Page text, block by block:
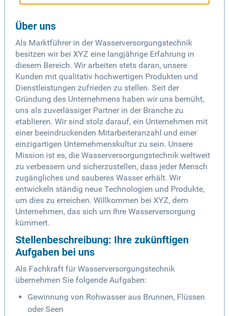
Über uns
Als Marktführer in der Wasserversorgungstechnik
besitzen wir bei XYZ eine langjährige Erfahrung in
diesem Bereich. Wir arbeiten stets daran, unsere
Kunden mit qualitativ hochwertigen Produkten und
Dienstleistungen zufrieden zu stellen. Seit der
Gründung des Unternehmens haben wir uns bemüht,
uns als zuverlässiger Partner in der Branche zu
etablieren. Wir sind stolz darauf, ein Unternehmen mit
einer beeindruckenden Mitarbeiteranzahl und einer
einzigartigen Unternehmenskultur zu sein. Unsere
Mission ist es, die Wasserversorgungstechnik weltweit
zu verbessern und sicherzustellen, dass jeder Mensch
zugängliches und sauberes Wasser erhält. Wir
entwickeln ständig neue Technologien und Produkte,
um dies zu erreichen. Willkommen bei XYZ, dem
Unternehmen, das sich um Ihre Wasserversorgung
kümmert.
Stellenbeschreibung: Ihre zukünftigen
Aufgaben bei uns
Als Fachkraft für Wasserversorgungstechnik
übernehmen Sie folgende Aufgaben:
Gewinnung von Rohwasser aus Brunnen, Flüssen
oder Seen